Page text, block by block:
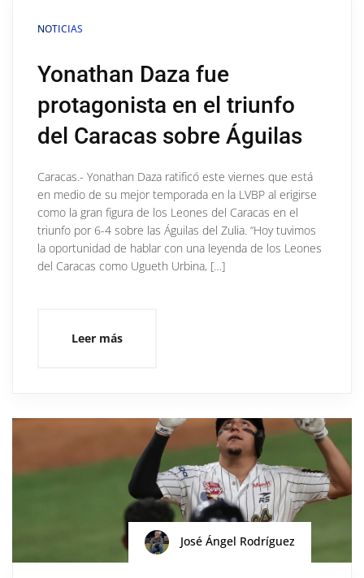
NOTICIAS
Yonathan Daza fue
protagonista en el triunfo
del Caracas sobre Águilas
Caracas.- Yonathan Daza ratificó este viernes que está
en medio de su mejor temporada en la LVBP al erigirse
como la gran figura de los Leones del Caracas en el
triunfo por 6-4 sobre las Águilas del Zulia. “Hoy tuvimos
la oportunidad de hablar con una leyenda de los Leones
del Caracas como Ugueth Urbina, […]
Leer más
José Ángel Rodríguez